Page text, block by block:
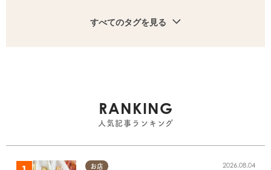
すべてのタグを見る
RANKING
人気記事ランキング
お店 2026.08.04